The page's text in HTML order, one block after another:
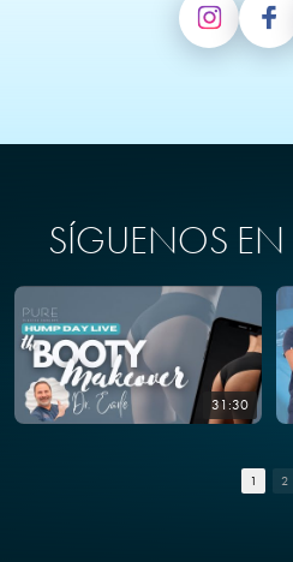
SÍGUENOS EN
31:30
1 2